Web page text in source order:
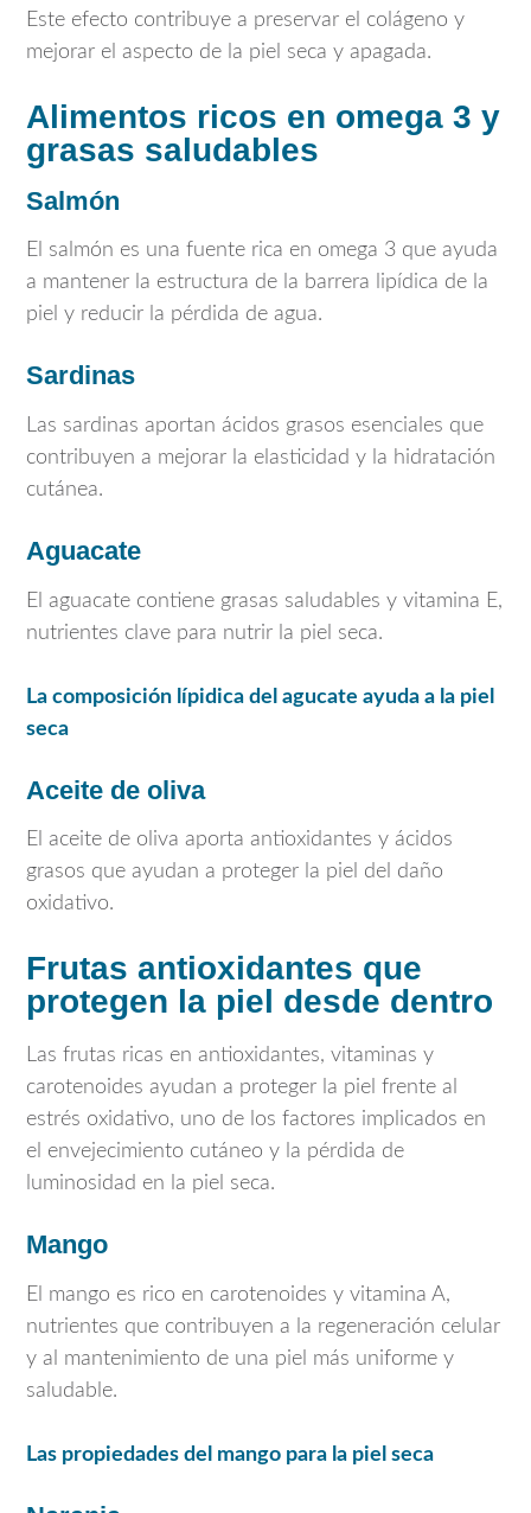
Este efecto contribuye a preservar el colágeno y
mejorar el aspecto de la piel seca y apagada.
Alimentos ricos en omega 3 y
grasas saludables
Salmón
El salmón es una fuente rica en omega 3 que ayuda
a mantener la estructura de la barrera lipídica de la
piel y reducir la pérdida de agua.
Sardinas
Las sardinas aportan ácidos grasos esenciales que
contribuyen a mejorar la elasticidad y la hidratación
cutánea.
Aguacate
El aguacate contiene grasas saludables y vitamina E,
nutrientes clave para nutrir la piel seca.
La composición lípidica del agucate ayuda a la piel
seca
Aceite de oliva
El aceite de oliva aporta antioxidantes y ácidos
grasos que ayudan a proteger la piel del daño
oxidativo.
Frutas antioxidantes que
protegen la piel desde dentro
Las frutas ricas en antioxidantes, vitaminas y
carotenoides ayudan a proteger la piel frente al
estrés oxidativo, uno de los factores implicados en
el envejecimiento cutáneo y la pérdida de
luminosidad en la piel seca.
Mango
El mango es rico en carotenoides y vitamina A,
nutrientes que contribuyen a la regeneración celular
y al mantenimiento de una piel más uniforme y
saludable.
Las propiedades del mango para la piel seca